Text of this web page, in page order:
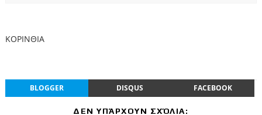
ΚΟΡΙΝΘΙΑ
BLOGGER DISQUS FACEBOOK
ΔΕΝ ΥΠΆΡΧΟΥΝ ΣΧΌΛΙΑ: